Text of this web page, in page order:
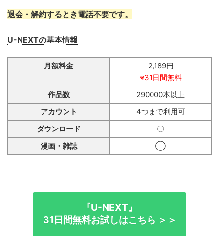
退会・解約するとき電話不要です。
U-NEXTの基本情報
月額料金
2,189円
※31日間無料
作品数
290000本以上
アカウント
4つまで利用可
ダウンロード
〇
漫画・雑誌
◯
『U-NEXT』
31日間無料お試しはこちら ＞＞